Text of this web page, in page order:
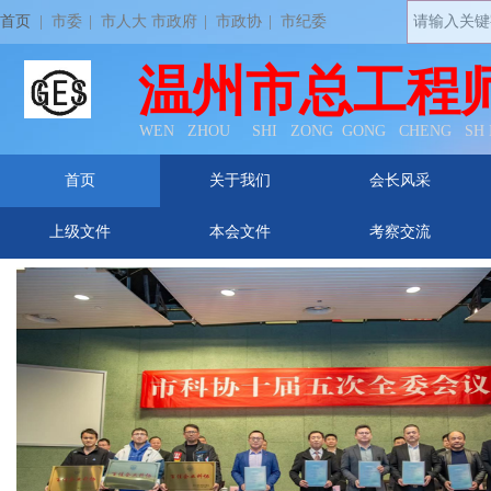
首页 | 市委 市人大 市政府 市政协 市纪委
首页 关于我们 会长风采
温州市总工程
WEN ZHOU SHI ZONG GONG CHENG
上级文件 本会文件 考察交流